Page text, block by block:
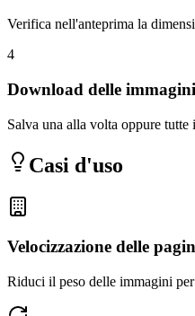
Verifica nell'anteprima la
4
Download delle immagini
Salva una alla volta oppure
Casi d'uso
Velocizzazione delle
Riduci il peso delle immagini